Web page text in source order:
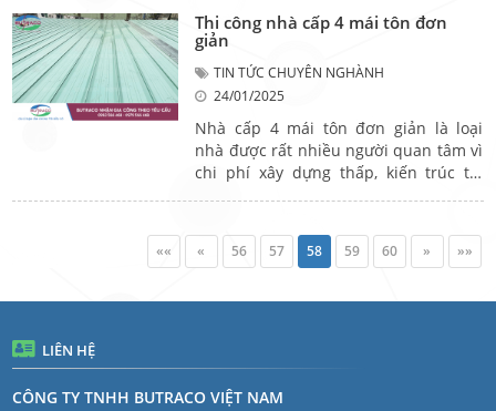
bị xâm nhập nước. Với sự tiến bộ vượt
bậc của công nghệ, thị trường hiện
nay có nhiều loại sản phẩm dán chống
dột mái tôn. Dưới đây là các sản phẩm
dán cửa sửa chữa mái tôn được ưa
chuộng hàng đầu hiện nay.
Thi công nhà cấp 4 mái tôn đơn
giản
TIN TỨC CHUYÊN NGHÀNH
24/01/2025
Nhà cấp 4 mái tôn đơn giản là loại
nhà được rất nhiều người quan tâm vì
chi phí xây dựng thấp, kiến trúc tối
đây, hãy cùng với Butraco tìm hiểu các
bước thi công nhà cấp 4 mái tôn đơn
«« « 56 57 58 59 60 » »»
LIÊN HỆ
CÔNG TY TNHH BUTRACO VIỆT NAM